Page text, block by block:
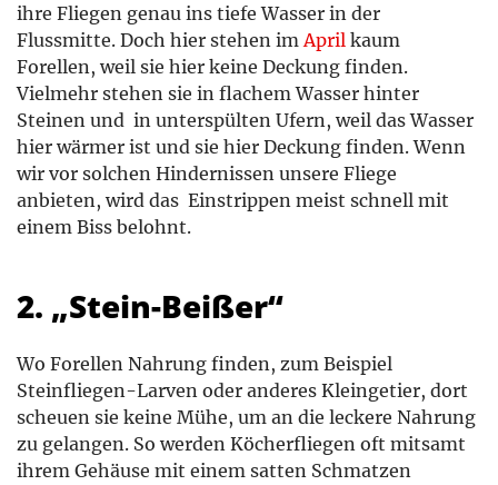
ihre Fliegen genau ins tiefe Wasser in der
Flussmitte. Doch hier stehen imApril kaum
Forellen, weil sie hier keine Deckung finden.
Vielmehr stehen sie in flachem Wasser hinter
Steinen und in unterspülten Ufern, weil das Wasser
hier wärmer ist und sie hier Deckung finden. Wenn
wir vor solchen Hindernissen unsere Fliege
anbieten, wird das Einstrippen meist schnell mit
einem Biss belohnt.
2. „Stein-Beißer“
Wo Forellen Nahrung finden, zum Beispiel
Steinfliegen-Larven oder anderes Kleingetier, dort
scheuen sie keine Mühe, um an die leckere Nahrung
zu gelangen. So werden Köcherfliegen oft mitsamt
ihrem Gehäuse mit einem satten Schmatzen